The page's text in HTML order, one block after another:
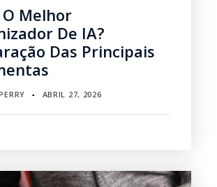
O Melhor
De IA?
Das Principais
▪ ABRIL 27, 2026